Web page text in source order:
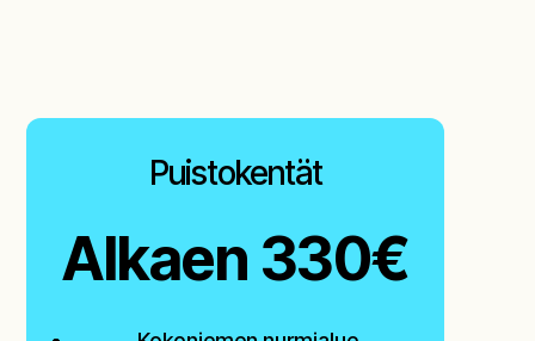
Puistokentät
Alkaen 330€